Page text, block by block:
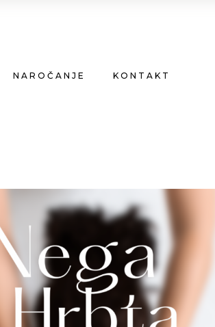
NAROČANJE KONTAKT